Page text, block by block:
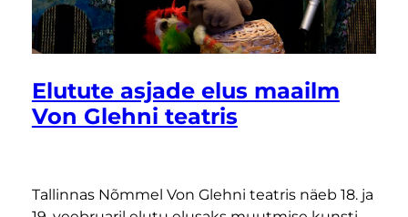
Elutute asjade elus maailm
Von Glehni teatris
Tallinnas Nõmmel Von Glehni teatris näeb 18. ja